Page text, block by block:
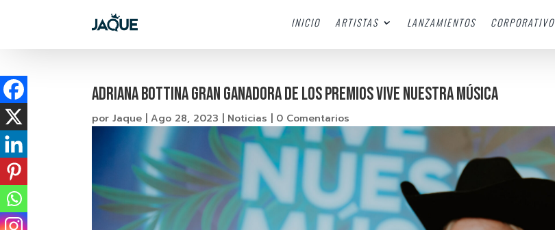
INICIO ARTISTAS LANZAMIENTOS CORPORATIVO
Adriana Bottina gran ganadora de los Premios Vive Nuestra Música
porJaque |Ago 28, 2023 | Noticias | 0 Comentarios